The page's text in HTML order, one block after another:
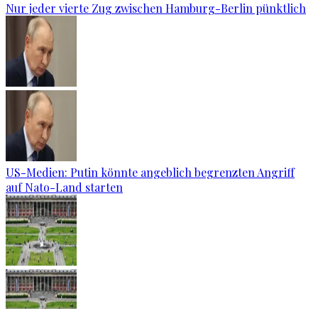
Nur jeder vierte Zug zwischen Hamburg-Berlin pünktlich
US-Medien: Putin könnte angeblich begrenzten Angriff
auf Nato-Land starten